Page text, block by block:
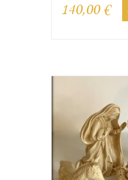
140,00 €